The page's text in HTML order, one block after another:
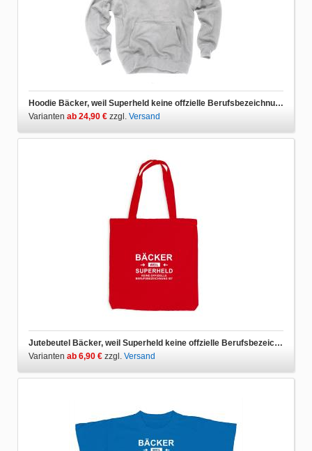
Hoodie Bäcker, weil Superheld keine offzielle Berufsbezeichnung ist
Varianten ab 24,90 € zzgl. Versand
Jutebeutel Bäcker, weil Superheld keine offzielle Berufsbezeichnung ist
Varianten ab 6,90 € zzgl. Versand